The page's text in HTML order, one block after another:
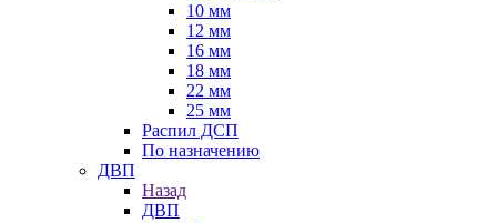
10 мм
12 мм
16 мм
18 мм
22 мм
25 мм
Распил ДСП
По назначению
ДВП
Назад
ДВП